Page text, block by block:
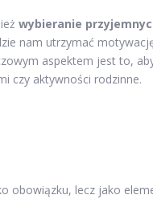
wybieranie
nam utrzymać
aspektem jest to,
czy aktywności rodzinne.
obowiązku, lecz jako